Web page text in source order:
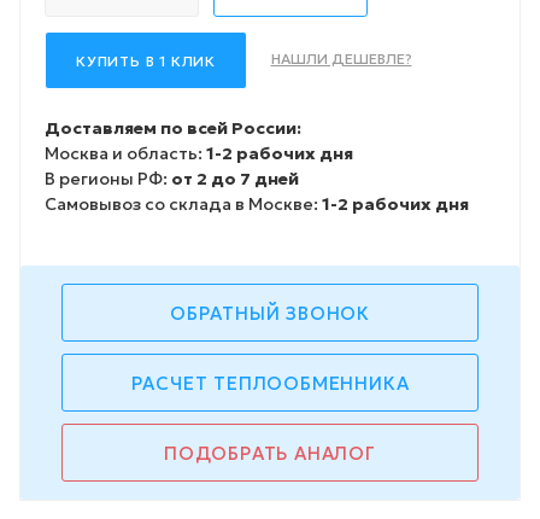
КУПИТЬ В 1 КЛИК НАШЛИ ДЕШЕВЛЕ?
Доставляем по всей России:
Москва и область: 1-2 рабочих дня
В регионы РФ: от 2 до 7 дней
Самовывоз со склада в Москве: 1-2 рабочих дня
ОБРАТНЫЙ ЗВОНОК
РАСЧЕТ ТЕПЛООБМЕННИКА
ПОДОБРАТЬ АНАЛОГ